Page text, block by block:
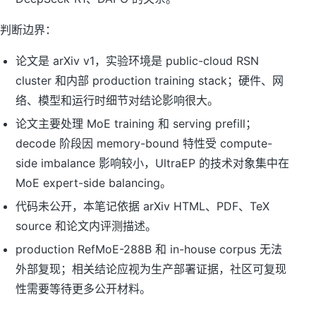
判断边界：
论文是 arXiv v1，实验环境是 public-cloud RSN
cluster 和内部 production training stack；硬件、网
络、模型和运行时细节对结论影响很大。
论文主要处理 MoE training 和 serving prefill；
decode 阶段因 memory-bound 特性受 compute-
side imbalance 影响较小，UltraEP 的技术对象集中在
MoE expert-side balancing。
代码未公开，本笔记依据 arXiv HTML、PDF、TeX
source 和论文内评测描述。
production RefMoE-288B 和 in-house corpus 无法
外部复现；相关结论应视为生产部署证据，社区可复现
性需要等待更多公开材料。